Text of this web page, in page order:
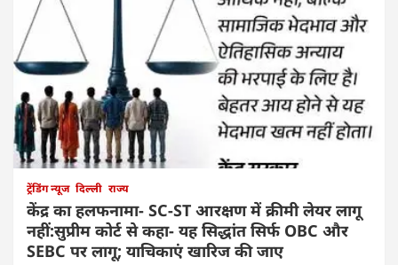
ट्रेंडिंग न्यूज दिल्ली राज्य
केंद्र का हलफनामा- SC-ST आरक्षण में क्रीमी लेयर लागू
नहीं:सुप्रीम कोर्ट से कहा- यह सिद्धांत सिर्फ OBC और
SEBC पर लागू; याचिकाएं खारिज की जाए